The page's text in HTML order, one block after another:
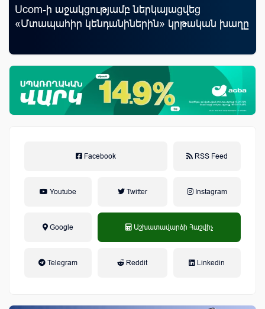
Ucom-ի աջակցությամբ ներկայացվեց
«Մտապահիր կենդանիներին» կրթական խաղը
Facebook RSS Feed
Youtube Twitter Instagram
Google Աշխատավարձի Հաշվիչ
Telegram Reddit Linkedin